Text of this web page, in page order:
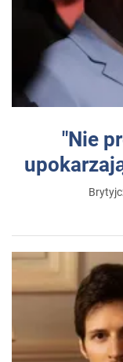
"Nie